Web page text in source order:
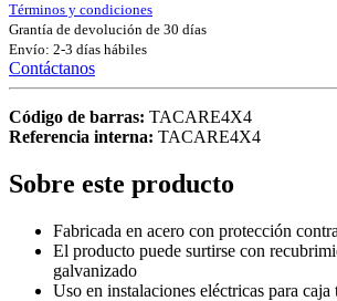
Términos y condiciones
Grantía de devolución de 30 días
Envío: 2-3 días hábiles
Contáctanos
Código de barras: TACARE4X4
Referencia interna: TACARE4X4
Sobre este producto
Fabricada en acero con protección
El producto puede surtirse con
galvanizado
Uso en instalaciones eléctricas para caja